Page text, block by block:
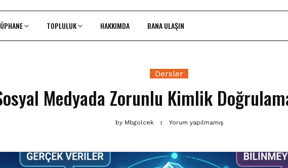
TOPLULUK HAKKIMDA BANA ULAŞIN
Dersler
Medyada Zorunlu Kimlik
byMbgolcek Yorum yapılmamış